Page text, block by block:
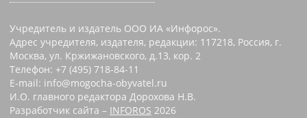
Учредитель и издатель ООО ИА «Инфорос».
Адрес учредителя, издателя, редакции: 117218, Россия, г.
Москва, ул. Кржижановского, д.13, кор. 2
Телефон: +7 (495) 718-84-11
E-mail: info@mogocha-obyvatel.ru
И.О. главного редактора Дорохова Н.В.
Разработчик сайта – INFOROS 2026